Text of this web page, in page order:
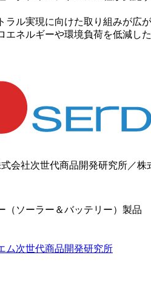
ラル実現に向けた取り組みが
エネルギーや環境負荷を低減
会社次世代商品開発研究所／株
（ソーラー＆バッテリー）製品
ム次世代商品開発研究所